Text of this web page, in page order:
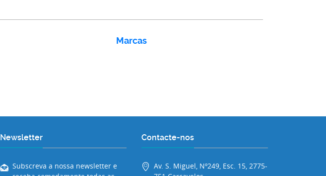
Marcas
Newsletter
Subscreva a nossa newsletter e
Contacte-nos
Av. S. Miguel, Nº249, Esc. 15, 2775-